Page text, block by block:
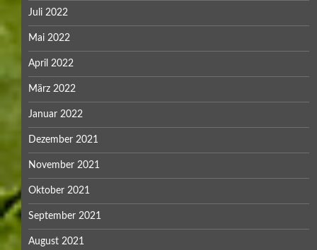
Juli 2022
Mai 2022
April 2022
März 2022
Januar 2022
Dezember 2021
November 2021
Oktober 2021
September 2021
August 2021